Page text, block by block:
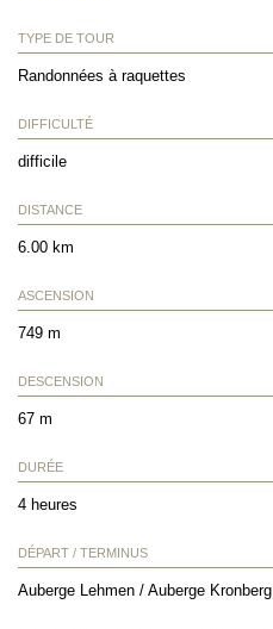
TYPE DE TOUR
Randonnées à raquettes
DIFFICULTÉ
difficile
DISTANCE
6.00 km
ASCENSION
749 m
DESCENSION
67 m
DURÉE
4 heures
DÉPART / TERMINUS
Auberge Lehmen / Auberge Kronberg